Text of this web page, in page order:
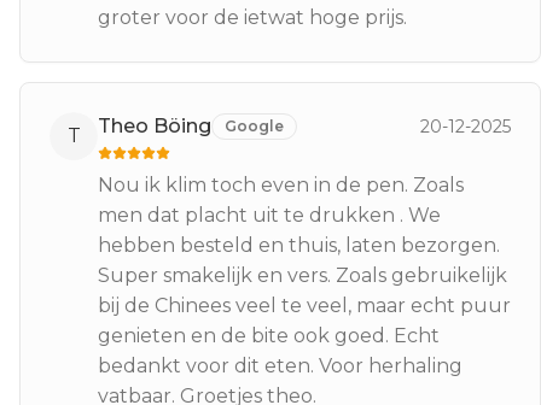
groter voor de ietwat hoge prijs.
T Theo Böing Google 20-12-2025
Nou ik klim toch even in de pen. Zoals
men dat placht uit te drukken . We
hebben besteld en thuis, laten bezorgen.
Super smakelijk en vers. Zoals gebruikelijk
bij de Chinees veel te veel, maar echt puur
genieten en de bite ook goed. Echt
bedankt voor dit eten. Voor herhaling
vatbaar. Groetjes theo.